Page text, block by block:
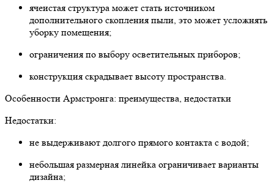
ячеистая структура может стать источником
дополнительного скопления пыли, это может усложнять
уборку помещения;
ограничения по выбору осветительных приборов;
конструкция скрадывает высоту пространства.
Особенности Армстронга: преимущества, недостатки
Недостатки:
не выдерживают долгого прямого контакта с водой;
небольшая размерная линейка ограничивает варианты
дизайна;